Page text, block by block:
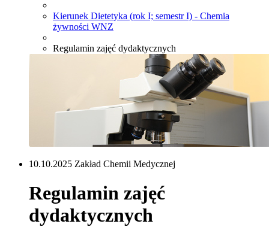
Kierunek Dietetyka (rok I; semestr I) - Chemia
żywności WNZ
Regulamin zajęć dydaktycznych
10.10.2025 Zakład Chemii Medycznej
Regulamin zajęć
dydaktycznych